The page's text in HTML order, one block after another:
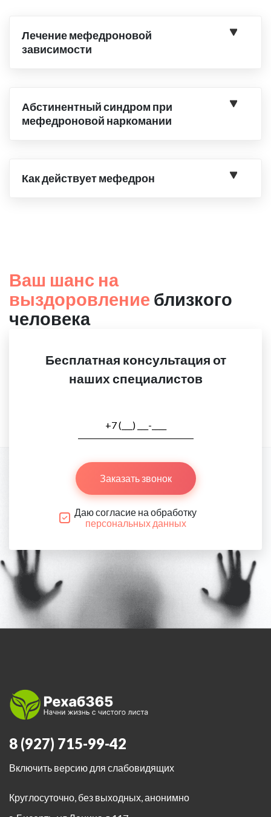
Лечение мефедроновой
зависимости
Абстинентный синдром при
мефедроновой наркомании
Как действует мефедрон
Ваш шанс на
выздоровление близкого
человека
Бесплатная консультация от
наших специалистов
Заказать звонок
Даю согласие на обработку
персональных данных
8 (927) 715-99-42
Включить версию для слабовидящих
Круглосуточно, без выходных, анонимно